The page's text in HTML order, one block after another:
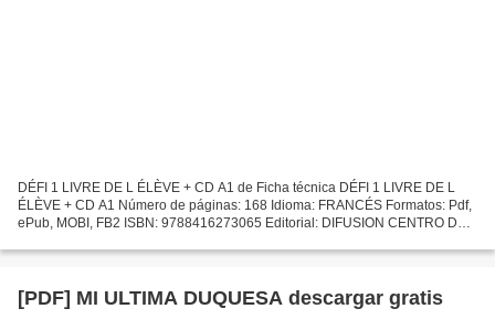
DÉFI 1 LIVRE DE L ÉLÈVE + CD A1 de Ficha técnica DÉFI 1 LIVRE DE L
ÉLÈVE + CD A1 Número de páginas: 168 Idioma: FRANCÉS Formatos: Pdf,
ePub, MOBI, FB2 ISBN: 9788416273065 Editorial: DIFUSION CENTRO DE
[PDF] MI ULTIMA DUQUESA descargar gratis